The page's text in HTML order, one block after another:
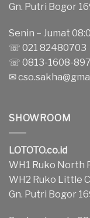
Gn. Putri Bogor
Senin – Jumat
☏ 021 82480703
☏ 0813-1608-
✉
SHOWROOM
LOTOTO.co.id
WH1 Ruko North
WH2 Ruko Little
Gn. Putri Bogor